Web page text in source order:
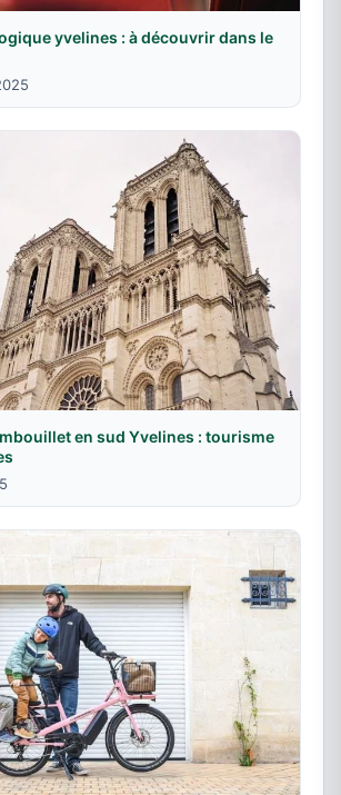
yvelines : à découvrir dans le
en sud Yvelines : tourisme